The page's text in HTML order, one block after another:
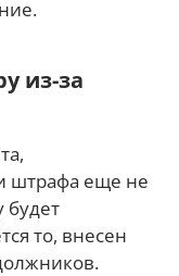
из-за
штрафа еще не
будет
то, внесен